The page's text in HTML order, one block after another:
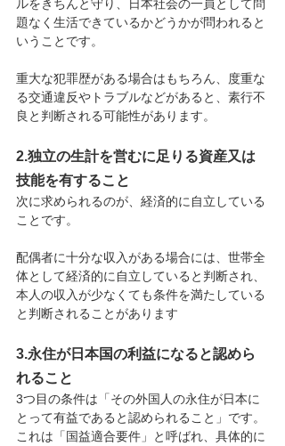
ルをきちんと守り、日本社会の一員として問
題なく生活できているかどうかが問われると
いうことです。
重大な犯罪歴がある場合はもちろん、度重な
る交通違反やトラブルなどがあると、素行不
良と判断される可能性があります。
2.独立の生計を営むに足りる資産又は
技能を有すること
次に求められるのが、経済的に自立している
ことです。
配偶者に十分な収入がある場合には、世帯全
体として経済的に自立していると判断され、
本人の収入が少なくても条件を満たしている
と判断されることがあります
3.永住が日本国の利益になると認めら
れること
3つ目の条件は「その外国人の永住が日本に
とって有益であると認められること」です。
これは「国益適合要件」と呼ばれ、具体的に